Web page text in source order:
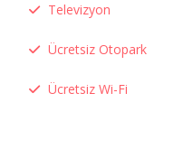
Televizyon
Ücretsiz Otopark
Ücretsiz Wi-Fi